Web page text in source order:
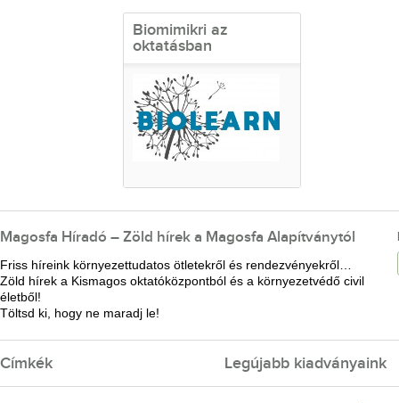
Biomimikri az
oktatásban
Magosfa Híradó – Zöld hírek a Magosfa Alapítványtól
Friss híreink környezettudatos ötletekről és rendezvényekről…
Zöld hírek a Kismagos oktatóközpontból és a környezetvédő civil
életből!
Töltsd ki, hogy ne maradj le!
Címkék Legújabb kiadványaink